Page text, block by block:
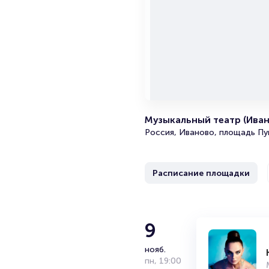
Музыкальный театр
Россия, Иваново, площадь
Расписание площадки
Российское творческое
команда КВН, чемпионы
9
нояб.
пн, 19:00